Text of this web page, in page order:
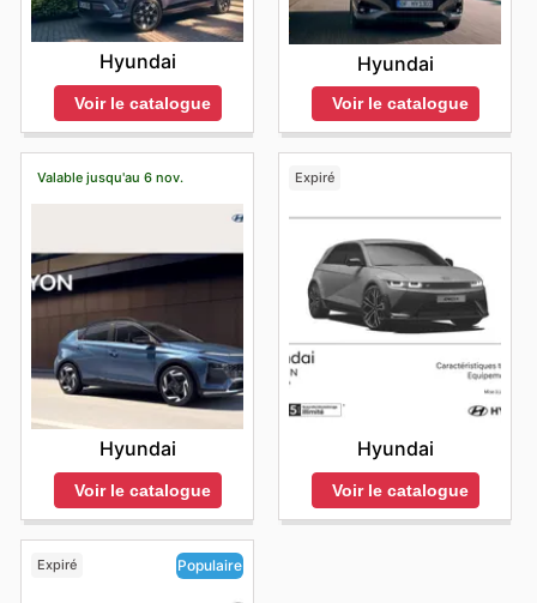
Hyundai
Voir le catalogue
Hyundai
Voir le catalogue
Valable jusqu'au 6 nov.
Hyundai
Voir le catalogue
Expiré
Hyundai
Voir le catalogue
Expiré Populaire